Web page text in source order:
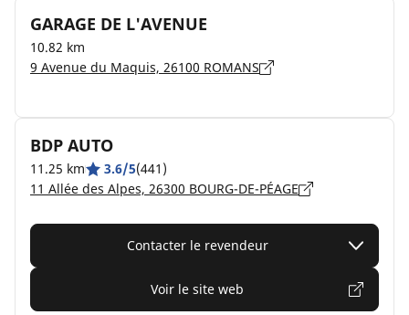
GARAGE DE L'AVENUE
10.82 km
9 Avenue du Maquis, 26100 ROMANS
BDP AUTO
11.25 km 3.6/5(441)
11 Allée des Alpes, 26300 BOURG-DE-PÉAGE
Contacter le revendeur
Voir le site web